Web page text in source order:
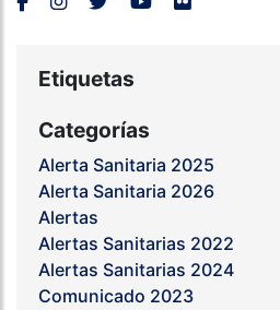
Etiquetas
Categorías
Alerta Sanitaria 2025
Alerta Sanitaria 2026
Alertas
Alertas Sanitarias 2022
Alertas Sanitarias 2024
Comunicado 2023